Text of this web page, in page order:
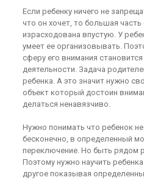
Если ребенку ничего не
что он хочет, то большая часть
израсходована впустую. У
умеет ее организовывать.
сферу его внимания
деятельности. Задача
ребенка. А это значит нужно
объект который достоин
делаться ненавязчиво.
Нужно понимать что ребенок
бесконечно, в определенный
переключение. Но быть рядом
Поэтому нужно научить
другое показывая